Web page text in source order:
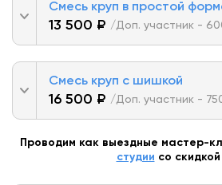
Смесь круп в простой
13 500 ₽ /Доп. участник -
Смесь круп с шишкой
16 500 ₽ /Доп. участник -
Проводим как выездные мастер-
студии со скидкой